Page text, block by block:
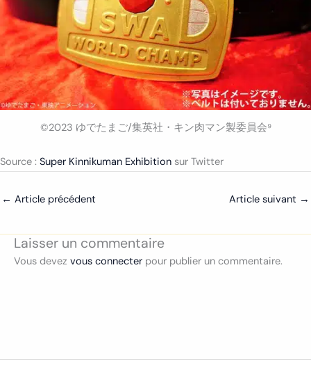
©2023 ゆでたまご/集英社・キン肉マン製委員会⁹
Source : Super Kinnikuman Exhibition sur Twitter
← Article précédent Article suivant →
Laisser un commentaire
Vous devez vous connecter pour publier un commentaire.